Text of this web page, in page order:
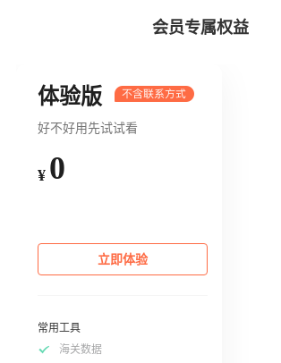
会员专属权益
体验版
好不好用先试试看
¥ 0
立即体验
常用工具
海关数据